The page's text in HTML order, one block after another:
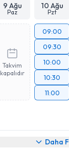
9 Ağu
Paz
10 Ağu
Pzt
Takvim
kapalıdır
09:00
09:30
10:00
10:30
11:00
Daha